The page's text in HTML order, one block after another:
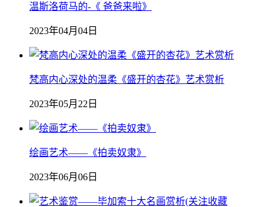
温斯洛荷马的-《 爸爸来啦》
2023年04月04日
梵高内心深处的温柔《盛开的杏花》艺术赏析
2023年05月22日
绘画艺术——《拍卖奴隶》
2023年06月06日